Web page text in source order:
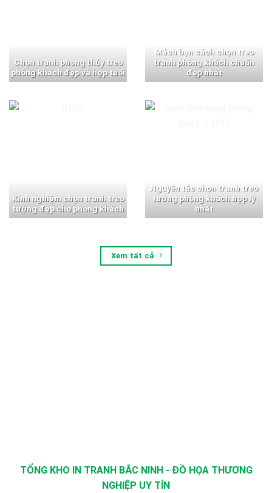
Chọn tranh phong thủy treo
phòng khách đẹp và hợp tuổi
Mách bạn cách chọn treo
tranh phòng khách chuẩn
đẹp nhất
Kinh nghiệm chọn tranh treo
tường đẹp cho phòng khách
Nguyên tắc chọn tranh treo
tường phòng khách hợp lý
nhất
Xem tất cả
TỔNG KHO IN TRANH BẮC NINH - ĐỒ HỌA THƯƠNG
NGHIỆP UY TÍN